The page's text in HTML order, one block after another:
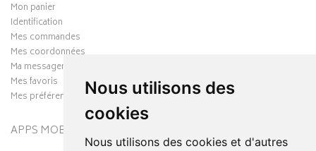
Nous utilisons des
cookies
Nous utilisons des cookies et d'autres
Mon panier
Identification
Mes commandes
Mes coordonnées
Ma messagerie
Mes favoris
Mes préférences Cookies
APPS MOBILES